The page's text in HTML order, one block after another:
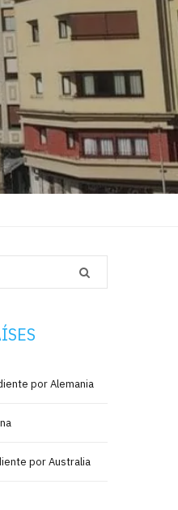
por Alemania
por Australia